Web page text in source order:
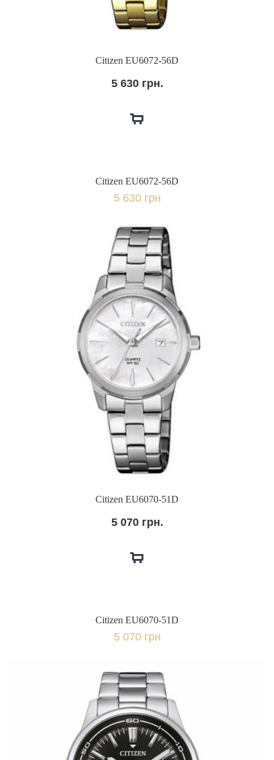
Citizen EU6072-56D
5 630 грн.
Citizen EU6072-56D
5 630 грн
Citizen EU6070-51D
5 070 грн.
Citizen EU6070-51D
5 070 грн